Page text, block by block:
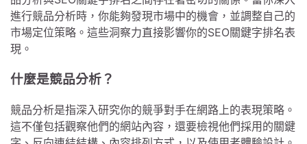
進行競品分析時，你能夠發現市場中的機會，並調整自己的
市場定位策略。這些洞察力直接影響你的SEO關鍵字排名表
現。
什麼是競品分析？
競品分析是指深入研究你的競爭對手在網路上的表現策略。
這不僅包括觀察他們的網站內容，還要檢視他們採用的關鍵